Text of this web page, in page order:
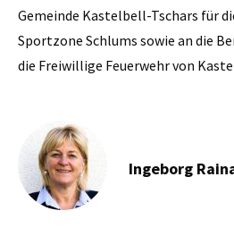
Gemeinde Kastelbell-Tschars für
Sportzone Schlums sowie an die
die Freiwillige Feuerwehr von
Ingeborg